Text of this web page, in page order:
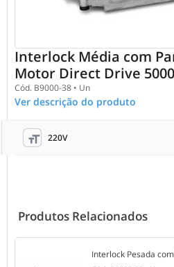
Interlock Média com
Motor Direct Drive
Cód. B9000-38 • Un
Ver descrição do produto
format_size 220V
Produtos Relacionados
Interlock Pesada